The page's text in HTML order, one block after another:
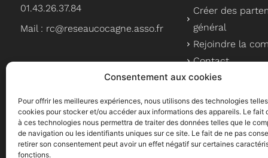
Consentement aux cookies
Pour offrir les meilleures expériences, nous utilisons des technologies
cookies pour stocker et/ou accéder aux informations des appareils. Le fait
à ces technologies nous permettra de traiter des données telles que le
de navigation ou les identifiants uniques sur ce site. Le fait de ne pas
retirer son consentement peut avoir un effet négatif sur certaines
fonctions.
01.43.26.37.84
Mail : rc@reseaucocagne.asso.fr
Créer des
général
Rejoindre la
Contact
Le Réseau Cocagne,